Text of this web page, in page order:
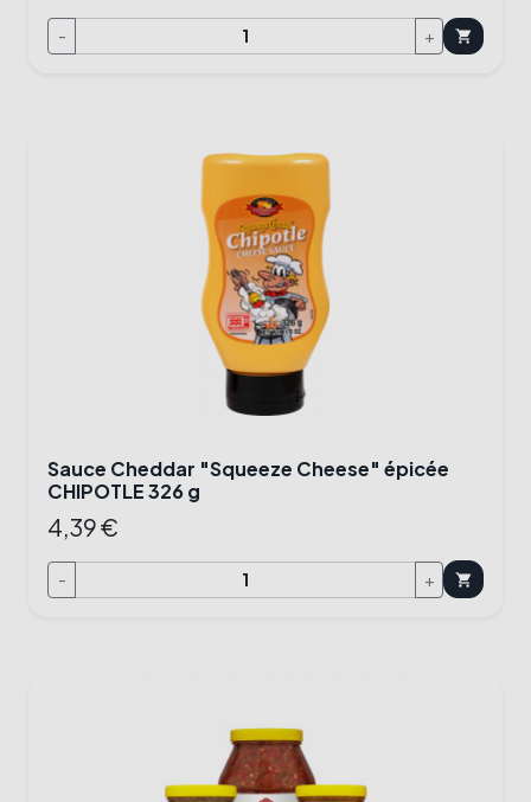
- + shopping_cart
Sauce Cheddar "Squeeze Cheese" épicée
CHIPOTLE 326 g
4,39 €
- + shopping_cart